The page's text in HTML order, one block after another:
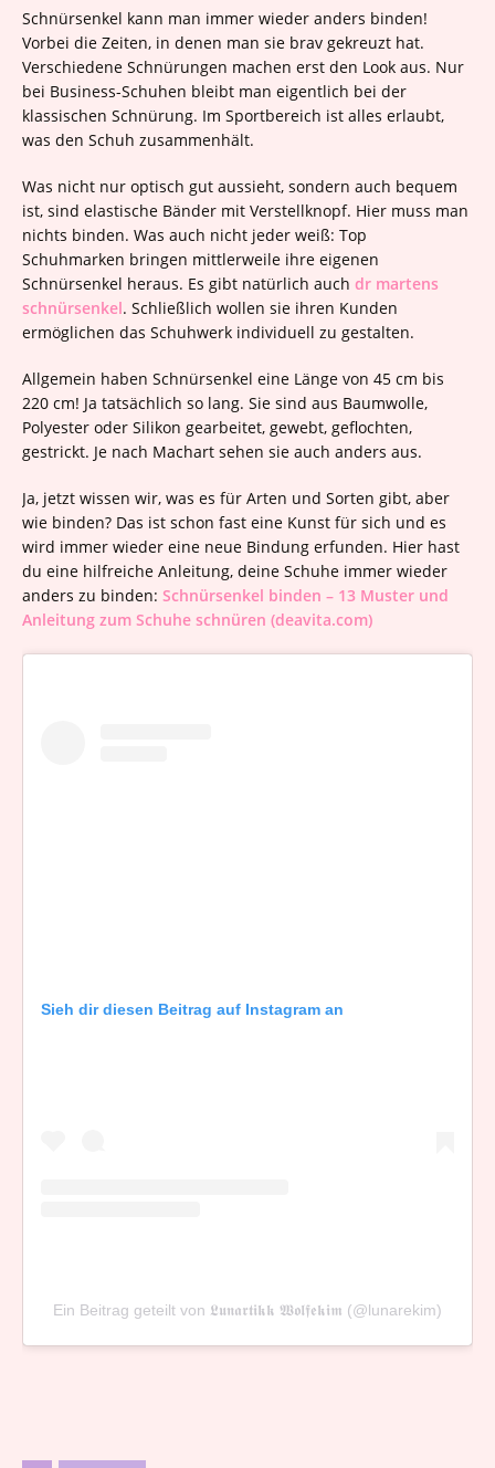
Schnürsenkel kann man immer wieder anders binden!
Vorbei die Zeiten, in denen man sie brav gekreuzt hat.
Verschiedene Schnürungen machen erst den Look aus. Nur
bei Business-Schuhen bleibt man eigentlich bei der
klassischen Schnürung. Im Sportbereich ist alles erlaubt,
was den Schuh zusammenhält.
Was nicht nur optisch gut aussieht, sondern auch bequem
ist, sind elastische Bänder mit Verstellknopf. Hier muss man
nichts binden. Was auch nicht jeder weiß: Top
Schuhmarken bringen mittlerweile ihre eigenen
Schnürsenkel heraus. Es gibt natürlich auch dr martens
schnürsenkel. Schließlich wollen sie ihren Kunden
ermöglichen das Schuhwerk individuell zu gestalten.
Allgemein haben Schnürsenkel eine Länge von 45 cm bis
220 cm! Ja tatsächlich so lang. Sie sind aus Baumwolle,
Polyester oder Silikon gearbeitet, gewebt, geflochten,
gestrickt. Je nach Machart sehen sie auch anders aus.
Ja, jetzt wissen wir, was es für Arten und Sorten gibt, aber
wie binden? Das ist schon fast eine Kunst für sich und es
wird immer wieder eine neue Bindung erfunden. Hier hast
du eine hilfreiche Anleitung, deine Schuhe immer wieder
anders zu binden: Schnürsenkel binden – 13 Muster und
Anleitung zum Schuhe schnüren (deavita.com)
Sieh dir diesen Beitrag auf Instagram an
Ein Beitrag geteilt von 𝕷𝖚𝖓𝖆𝖗𝖙𝖎𝖐𝖐 𝖂𝖔𝖑𝖋𝖊𝖐𝖎𝖒 (@lunarekim)